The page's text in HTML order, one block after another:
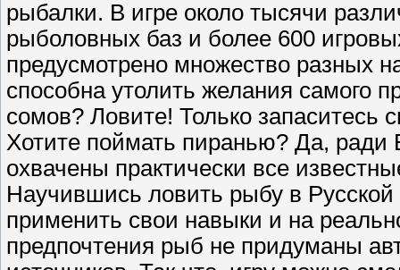
рыбалки. В игре около тысячи
рыболовных баз и более 600
предусмотрено множество разных
способна утолить желания самого
сомов? Ловите! Только
Хотите поймать пиранью? Да, ради
охвачены практически все
Научившись ловить рыбу в
применить свои навыки и на
предпочтения рыб не придуманы